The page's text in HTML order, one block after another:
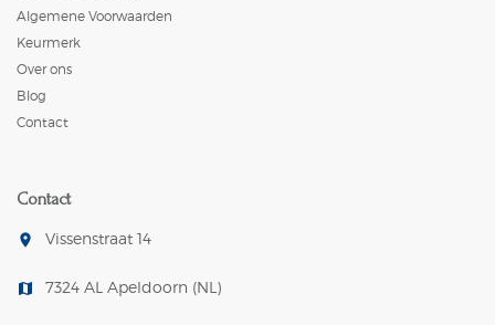
Algemene Voorwaarden
Keurmerk
Over ons
Blog
Contact
Contact
room Vissenstraat 14
map 7324 AL Apeldoorn (NL)